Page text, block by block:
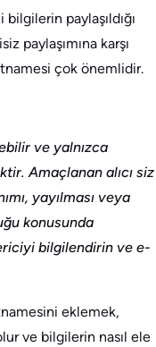
paylaşıldığı
paylaşımına karşı
çok önemlidir.
ve yalnızca
Amaçlanan alıcı siz
yayılması veya
konusunda
bilgilendirin ve e-
eklemek,
ve bilgilerin nasıl ele